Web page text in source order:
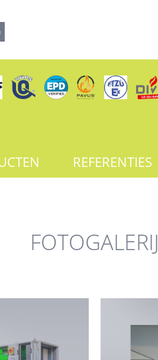
REFERENTIES
FOTOGALERIJ